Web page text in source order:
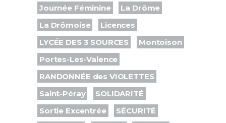
Journée Féminine
La Drôme
La Drômoise
Licences
LYCÉE DES 3 SOURCES
Montoison
Portes-Les-Valence
RANDONNÉE des VIOLETTES
Saint-Péray
SOLIDARITÉ
Sortie Excentrée
SÉCURITÉ